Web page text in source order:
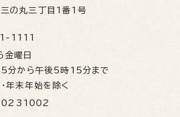
の丸三丁目1番1号
1111
金曜日
分から午後5時15分まで
年末年始を除く